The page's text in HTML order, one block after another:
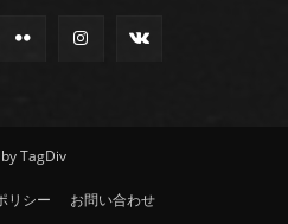
TagDiv
リシー お問い合わせ